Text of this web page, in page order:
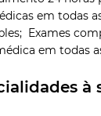
em todas
Exames
em todas
à